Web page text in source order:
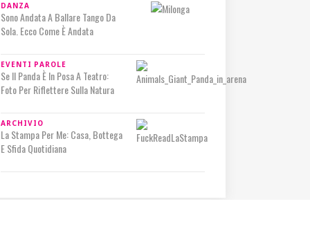
DANZA
Sono Andata A Ballare Tango Da
Sola. Ecco Come È Andata
EVENTI PAROLE
Se Il Panda È In Posa A Teatro:
Foto Per Riflettere Sulla Natura
ARCHIVIO
La Stampa Per Me: Casa, Bottega
E Sfida Quotidiana